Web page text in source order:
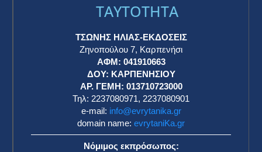
TAYTOTHTA
ΤΣΩΝΗΣ ΗΛΙΑΣ-ΕΚΔΟΣΕΙΣ
Ζηνοπούλου 7, Καρπενήσι
ΑΦΜ: 041910663
ΔΟΥ: ΚΑΡΠΕΝΗΣΙΟΥ
ΑΡ. ΓΕΜΗ: 013710723000
Τηλ: 2237080971, 2237080901
e-mail: info@evrytanika.gr
domain name: evrytaniKa.gr
Νόμιμος εκπρόσωπος: